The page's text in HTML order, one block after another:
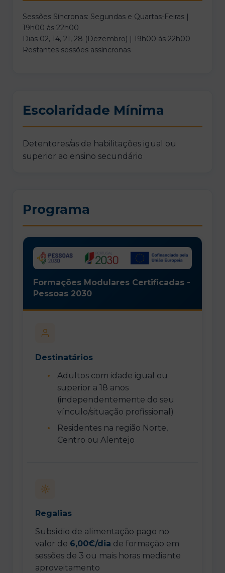
Sessões Síncronas: Segundas e Quartas-Feiras |
19h00 às 22h00
Dias 02, 14, 21, 28 (Dezembro) | 19h00 às 22h00
Restantes sessões assíncronas
Escolaridade Mínima
Detentores/as de habilitações igual ou
superior ao ensino secundário
Programa
Formações Modulares Certificadas -
Pessoas 2030
Destinatários
Adultos com idade igual ou
superior a 18 anos
(independentemente do seu
vínculo/situação profissional)
Residentes na região Norte,
Centro ou Alentejo
Regalias
Subsídio de alimentação pago no
valor de 6,00€/dia de formação em
sessões de 3 ou mais horas mediante
aproveitamento